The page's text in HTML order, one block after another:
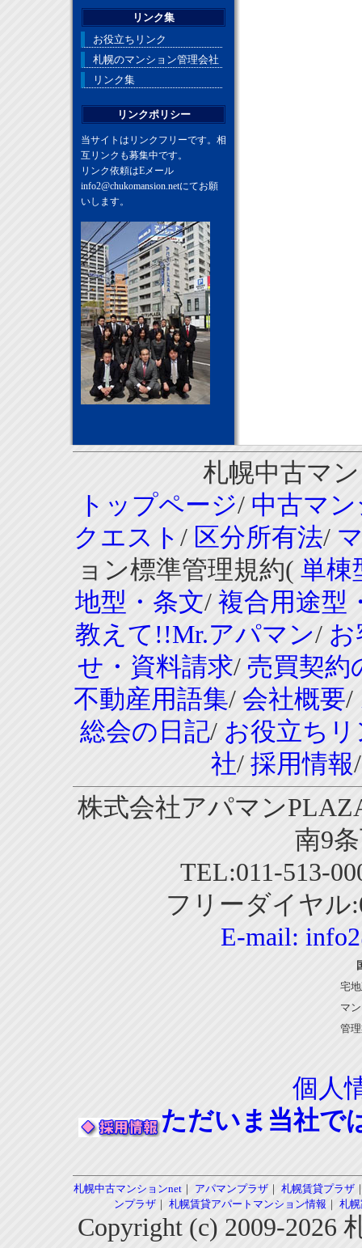
リンク集
お役立ちリンク
札幌のマンション管理会社
リンク集
リンクポリシー
当サイトはリンクフリーです。相
互リンクも募集中です。
リンク依頼はEメール
info2@chukomansion.netにてお願
いします。
札幌中古マ
トップページ/ 中古マ
クエスト / 区分所有法/
ョン標準管理規約( 単棟
地型・条文/ 複合用途型
教えて!!Mr.アパマン/ お
せ・資料請求/ 売買契約
不動産用語集/ 会社概要/
総会の日記/ お役立ち
社/ 採用情報
株式会社アパマン
南9
TEL:011-513-
フリーダイヤル
E-mail:
宅
マ
管
個人
ただいま当社で
札幌中古マンションnet｜ アパマンプラザ｜ 札幌賃貸プラザ
ンプラザ｜ 札幌賃貸アパートマンション情報 ｜ 札
Copyright (c) 2009-2026